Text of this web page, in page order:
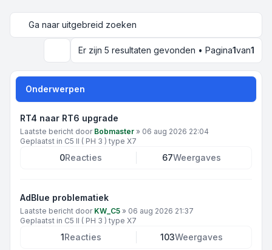
Ga naar uitgebreid zoeken
Er zijn 5 resultaten gevonden • Pagina1van1
Onderwerpen
RT4 naar RT6 upgrade
Laatste bericht door Bobmaster » 06 aug 2026 22:04
Geplaatst in C5 II ( PH 3 ) type X7
0Reacties 67Weergaves
AdBlue problematiek
Laatste bericht door KW_C5 » 06 aug 2026 21:37
Geplaatst in C5 II ( PH 3 ) type X7
1Reacties 103Weergaves